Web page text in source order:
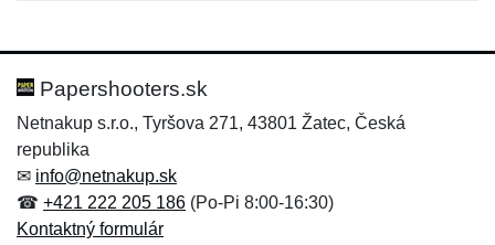
Hodnotenie:
Meno:*
Meno:
E-mail:*
Papershooters.sk
Netnakup s.r.o., Tyršova 271, 43801 Žatec, Česká
republika
✉ info@netnakup.sk
☎ +421 222 205 186 (Po-Pi 8:00-16:30)
Kontaktný formulár